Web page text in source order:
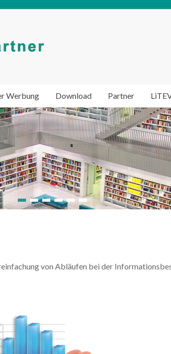
Werbung Download Partner
von Abläufen bei der